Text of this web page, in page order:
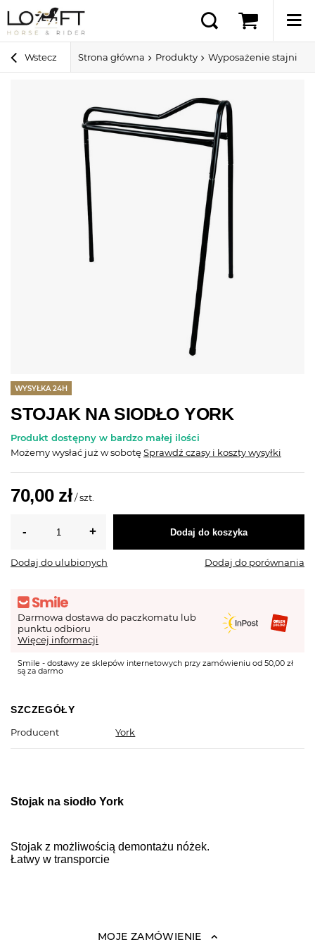
Wstecz Strona główna Produkty Wyposażenie stajni i
STOJAK NA SIODŁO YORK
WYSYŁKA 24H
Produkt dostępny w bardzo małej ilości
Możemy wysłać już w sobotęSprawdź czasy i koszty wysyłki
70,00 zł /szt.
Dodaj do koszyka
Dodaj do ulubionych Dodaj do porównania
Darmowa dostawa do paczkomatu lub
punktu odbioru
Więcej informacji
Smile - dostawy ze sklepów internetowych przy zamówieniu od 50,00 zł
są za darmo
SZCZEGÓŁY
Producent
York
Stojak na siodło York
Stojak z możliwością demontażu nóżek.
Łatwy w transporcie
MOJE ZAMÓWIENIE